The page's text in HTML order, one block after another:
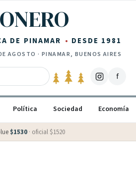
DE PINAMAR DESDE 1981
AGOSTO · PINAMAR, BUENOS AIRES
f
Política Sociedad Economía
$1530 · oficial $1520